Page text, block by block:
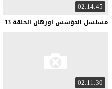
02:14:45
مسلسل المؤسس اورهان الحلقة 13
02:11:30